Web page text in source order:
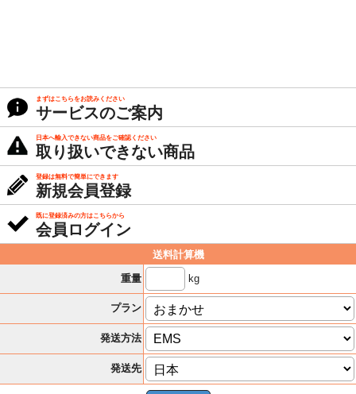
まずはこちらをお読みください
サービスのご案内
日本へ輸入できない商品をご確認ください
取り扱いできない商品
登録は無料で簡単にできます
新規会員登録
既に登録済みの方はこちらから
会員ログイン
送料計算機
重量
kg
プラン
発送方法
発送先